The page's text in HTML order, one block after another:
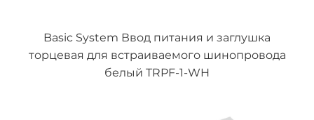
Basic System Ввод питания и заглушка
торцевая для встраиваемого шинопровода
белый TRPF-1-WH